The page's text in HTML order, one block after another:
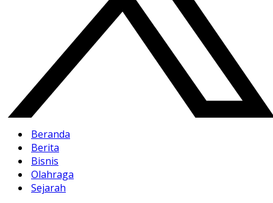
Beranda
Berita
Bisnis
Olahraga
Sejarah